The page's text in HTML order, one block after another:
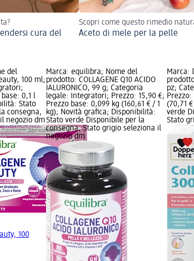
cura del
Scopri come questo rimedio
Aceto di mele per la pelle
del
100 ml;
0,1 l
Stato
consegna,
negozio dm
100
Marca: equilibra; Nome del
prodotto: COLLAGENE Q10 ACIDO
IALURONICO, 99 g; Categoria
legale: Integratori; Prezzo: 15,90 €;
Prezzo base: 0,099 kg (160,61 € / 1
kg); Novità grafica; Disponibilità:
Stato verde Disponibile per la
consegna, Stato grigio seleziona il
negozio dm
Marca:
pz;
(70,71
verde
Stato